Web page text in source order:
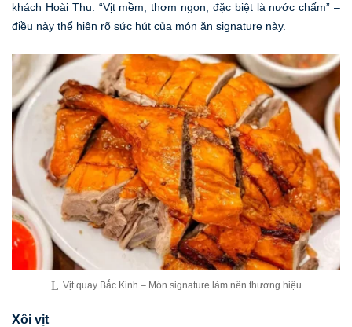
khách Hoài Thu: “Vịt mềm, thơm ngon, đặc biệt là nước chấm” –
điều này thể hiện rõ sức hút của món ăn signature này.
Vịt quay Bắc Kinh – Món signature làm nên thương hiệu
Xôi vịt